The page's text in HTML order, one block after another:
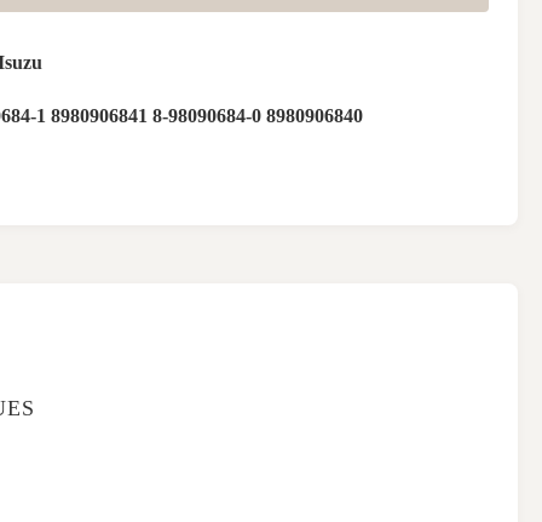
1 8980906841 8-98090684-0 8980906840